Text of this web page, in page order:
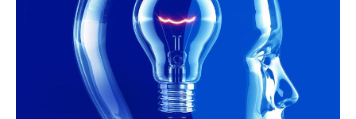
CDU, SPD und FDP regiert.-
Umfragen, Prognosen,
Wahlprogramme, aktuelle Berichte
und Hintergründe zu den Parteien
und Kandidaten der anstehenden
aktuelle Weltgeschehen.
Sendungen Programm Podcasts
Audio-Archiv